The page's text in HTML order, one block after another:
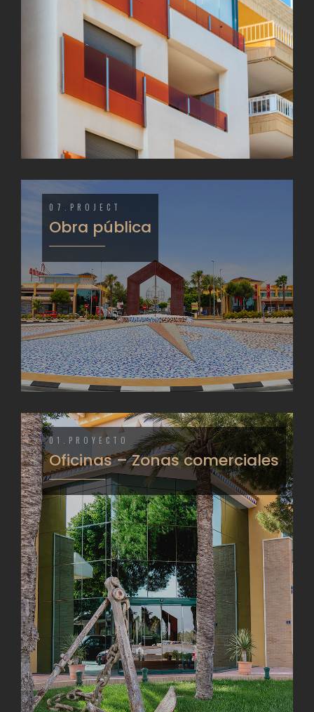
07.PROJECT
Obra pública
01.PROYECTO
Oficinas – Zonas comerciales